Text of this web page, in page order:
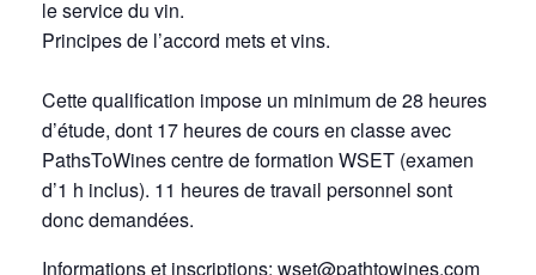
le service du vin.
Principes de l’accord mets et vins.
Cette qualification impose un minimum de 28 heures
d’étude, dont 17 heures de cours en classe avec
PathsToWines centre de formation WSET (examen
d’1 h inclus). 11 heures de travail personnel sont
donc demandées.
Informations et inscriptions: wset@pathtowines.com